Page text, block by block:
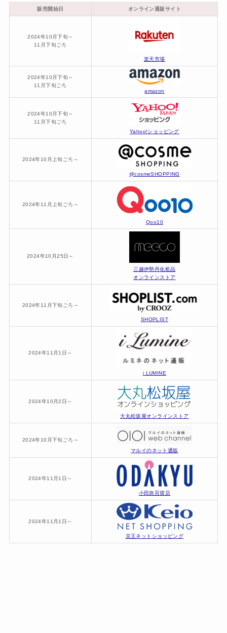
販売開始日 オンライン通販サイト
2024年10月下旬～
11月下旬ごろ
楽天市場
2024年10月下旬～
11月下旬ごろ
amazon
2024年10月下旬～
11月下旬ごろ
Yahoo!ショッピング
2024年10月上旬ごろ～
@cosmeSHOPPING
2024年11月上旬ごろ～
Qoo10
2024年10月25日～
三越伊勢丹化粧品
オンラインストア
2024年11月下旬ごろ～
SHOPLIST
2024年11月1日～
i LUMINE
2024年10月2日～
大丸松坂屋オンラインストア
2024年10月下旬ごろ～
マルイのネット通販
2024年11月1日～
小田急百貨店
2024年11月1日～
京王ネットショッピング